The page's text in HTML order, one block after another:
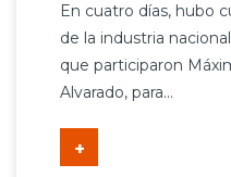
En cuatro días, hubo
de la industria
que participaron
Alvarado, para...
+